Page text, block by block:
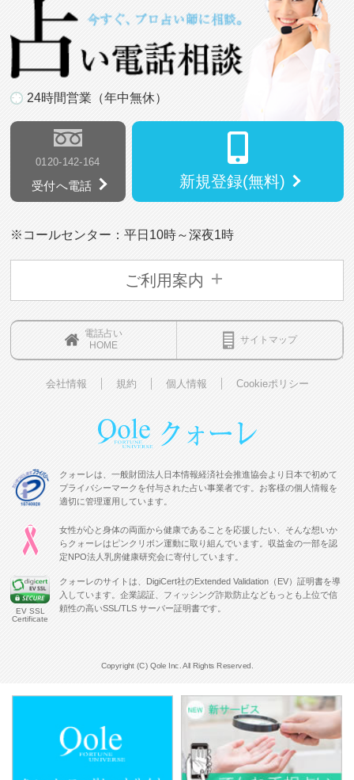
24時間営業（年中無休）
0120-142-164
受付へ電話 新規登録(無料)
※コールセンター：平日10時～深夜1時
ご利用案内
電話占い
HOME
サイトマップ
会社情報 規約 個人情報 Cookieポリシー
クォーレは、一般財団法人日本情報経済社会推進協会より日本で初めて
プライバシーマークを付与された占い事業者です。お客様の個人情報を
適切に管理運用しています。
女性が心と身体の両面から健康であることを応援したい、そんな想いか
らクォーレはピンクリボン運動に取り組んでいます。収益金の一部を認
定NPO法人乳房健康研究会に寄付しています。
EV SSL
Certificate
クォーレのサイトは、DigiCert社のExtended Validation（EV）証明書を導
入しています。企業認証、フィッシング詐欺防止などもっとも上位で信
頼性の高いSSL/TLS サーバー証明書です。
Copyright (C) Qole Inc. All Rights Reserved.